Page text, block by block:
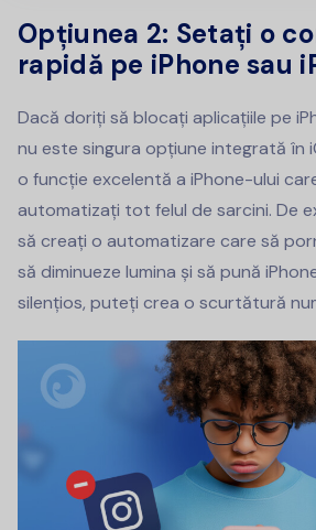
Opțiunea 2: Setați o
rapidă pe iPhone sau
Dacă doriți să blocați aplicațiile pe
nu este singura opțiune integrată în
o funcție excelentă a iPhone-ului
automatizați tot felul de sarcini. De
să creați o automatizare care să
să diminueze lumina și să pună
silențios, puteți crea o scurtătură